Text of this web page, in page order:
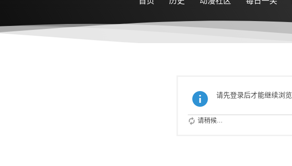
请先登录后才能继续浏览
请稍候...